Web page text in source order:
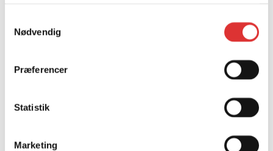
Nødvendig
Præferencer
Statistik
Marketing